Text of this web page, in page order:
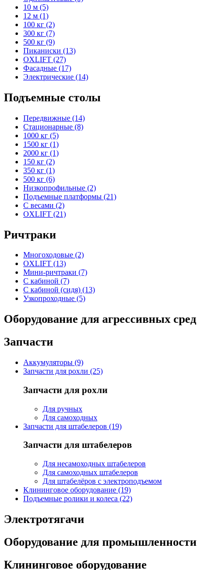
10 м (5)
12 м (1)
100 кг (2)
300 кг (7)
500 кг (9)
Пиканиски (13)
OXLIFT (27)
Фасадные (17)
Электрические (14)
Подъемные столы
Передвижные (14)
Стационарные (8)
1000 кг (5)
1500 кг (1)
2000 кг (1)
150 кг (2)
350 кг (1)
500 кг (6)
Низкопрофильные (2)
Подъемные платформы (21)
С весами (2)
OXLIFT (21)
Ричтраки
Многоходовые (2)
OXLIFT (13)
Мини-ричтраки (7)
С кабиной (7)
С кабиной (сидя) (13)
Узкопроходные (5)
Оборудование для агрессивных сред
Запчасти
Аккумуляторы (9)
Запчасти для рохли (25)
Запчасти для рохли
Для ручных
Для самоходных
Запчасти для штабелеров (19)
Запчасти для штабелеров
Для несамоходных штабелеров
Для самоходных штабелеров
Для штабелёров с электроподъемом
Клининговое оборудование (19)
Подъемные ролики и колеса (22)
Электротягачи
Оборудование для промышленности
Клининговое оборудование